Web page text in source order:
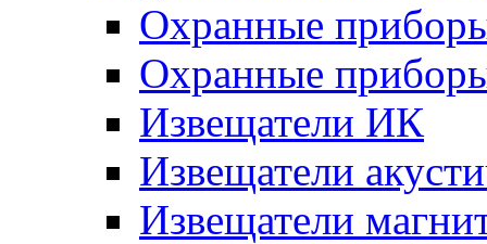
Охранные
Охранные
Извещатели ИК
Извещатели
Извещатели